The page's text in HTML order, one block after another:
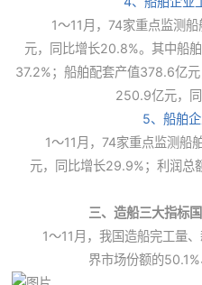
1～11月，74家重点监测
元，同比增长20.8%。其中船
37.2%；船舶配套产值378.6亿
250.9亿元，同
5、船舶
1～11月，74家重点监测船
元，同比增长29.9%；利润总
三、造船三大指标
1～11月，我国造船完工量
界市场份额的